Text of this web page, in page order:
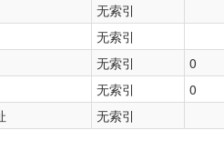
无索引
无索引
无索引
0
无索引
0
无索引